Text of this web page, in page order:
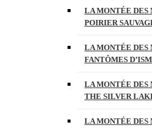
LA MONTÉE DES
POIRIER
LA MONTÉE DES
FANTÔMES
LA MONTÉE DES
THE SILVER
LA MONTÉE DES